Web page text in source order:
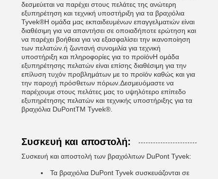
δεσμεύεται να παρέχει στους πελάτες της ανώτερη
εξυπηρέτηση και τεχνική υποστήριξη για τα βραχιόλια
Tyvek®Η ομάδα μας εκπαιδευμένων επαγγελματιών είναι
διαθέσιμη για να απαντήσει σε οποιαδήποτε ερώτηση και
να παρέχει βοήθεια για να εξασφαλίσει την ικανοποίηση
των πελατών.ή ζωντανή συνομιλία για τεχνική
υποστήριξη και πληροφορίες για το προϊόνΗ ομάδα
εξυπηρέτησης πελατών είναι επίσης διαθέσιμη για την
επίλυση τυχόν προβλημάτων με το προϊόν καθώς και για
την παροχή πρόσθετων πόρων.Δεσμευόμαστε να
παρέχουμε στους πελάτες μας το υψηλότερο επίπεδο
εξυπηρέτησης πελατών και τεχνικής υποστήριξης για τα
βραχιόλια DuPontTM Tyvek®.
Συσκευή και αποστολή:
Συσκευή και αποστολή των βραχιόλιτων DuPont Tyvek:
Τα βραχιόλια DuPont Tyvek συσκευάζονται σε